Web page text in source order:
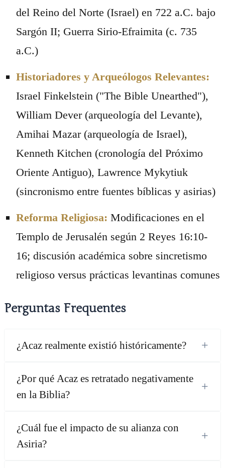
del Reino del Norte (Israel) en 722 a.C. bajo
Sargón II; Guerra Sirio-Efraimita (c. 735
a.C.)
Historiadores y Arqueólogos Relevantes:
Israel Finkelstein ("The Bible Unearthed"),
William Dever (arqueología del Levante),
Amihai Mazar (arqueología de Israel),
Kenneth Kitchen (cronología del Próximo
Oriente Antiguo), Lawrence Mykytiuk
(sincronismo entre fuentes bíblicas y asirias)
Reforma Religiosa: Modificaciones en el
Templo de Jerusalén según 2 Reyes 16:10-
16; discusión académica sobre sincretismo
religioso versus prácticas levantinas comunes
Perguntas Frequentes
¿Acaz realmente existió históricamente? +
¿Por qué Acaz es retratado negativamente
en la Biblia?
+
¿Cuál fue el impacto de su alianza con
Asiria?
+